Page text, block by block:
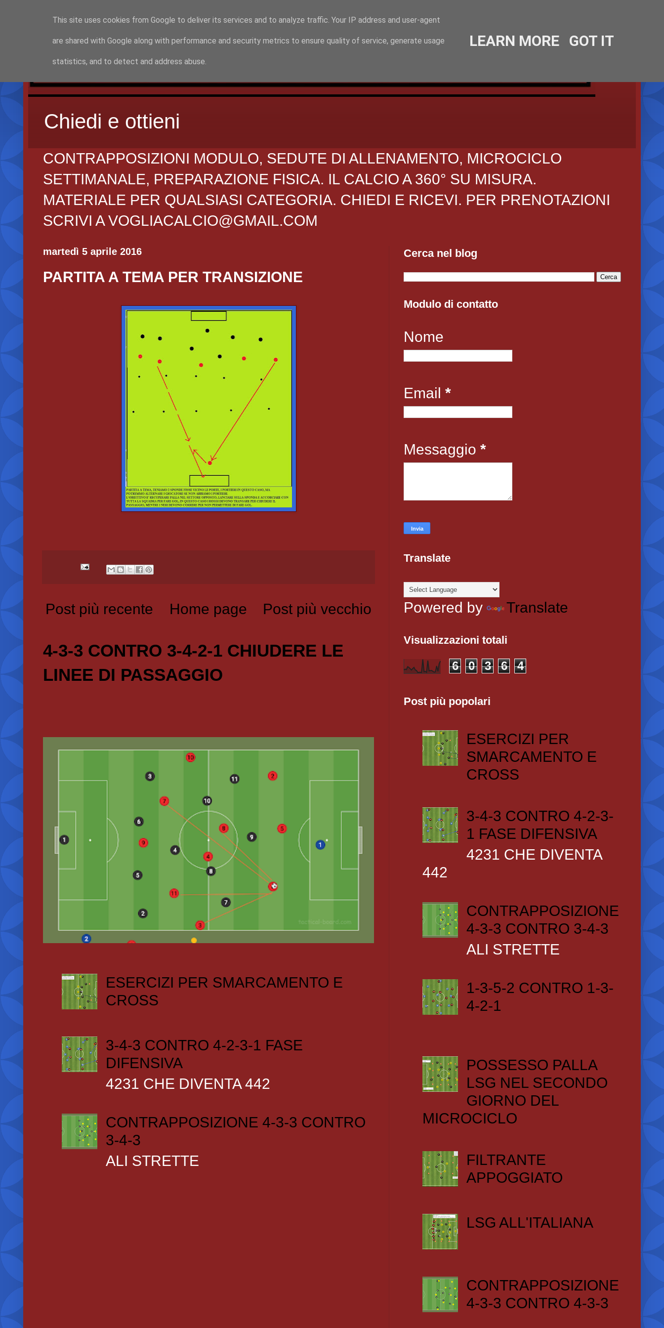
Chiedi e ottieni
CONTRAPPOSIZIONI MODULO, SEDUTE DI ALLENAMENTO, MICROCICLO
SETTIMANALE, PREPARAZIONE FISICA. IL CALCIO A 360° SU MISURA.
MATERIALE PER QUALSIASI CATEGORIA. CHIEDI E RICEVI. PER PRENOTAZIONI
SCRIVI A VOGLIACALCIO@GMAIL.COM
martedì 5 aprile 2016
PARTITA A TEMA PER TRANSIZIONE
Post più recente Post più vecchio
Home page
4-3-3 CONTRO 3-4-2-1 CHIUDERE LE
LINEE DI PASSAGGIO
ESERCIZI PER SMARCAMENTO E
CROSS
3-4-3 CONTRO 4-2-3-1 FASE
DIFENSIVA
4231 CHE DIVENTA 442
CONTRAPPOSIZIONE 4-3-3 CONTRO
3-4-3
ALI STRETTE
Cerca nel blog
Modulo di contatto
Nome
Email *
Messaggio *
Translate
Powered by Translate
Visualizzazioni totali
6 0 3 6 4
Post più popolari
ESERCIZI PER
SMARCAMENTO E
CROSS
3-4-3 CONTRO 4-2-3-
1 FASE DIFENSIVA
4231 CHE DIVENTA
442
CONTRAPPOSIZIONE
4-3-3 CONTRO 3-4-3
ALI STRETTE
1-3-5-2 CONTRO 1-3-
4-2-1
POSSESSO PALLA
LSG NEL SECONDO
GIORNO DEL
MICROCICLO
FILTRANTE
APPOGGIATO
LSG ALL'ITALIANA
CONTRAPPOSIZIONE
4-3-3 CONTRO 4-3-3
This site uses cookies from Google to deliver its services and to analyze traffic. Your IP address and user-agent
are shared with Google along with performance and security metrics to ensure quality of service, generate usage
statistics, and to detect and address abuse.
LEARN MORE GOT IT